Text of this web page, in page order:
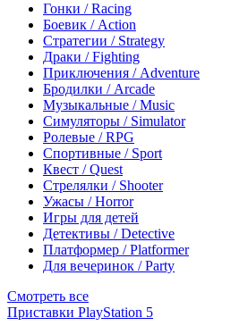
Гонки / Racing
Боевик / Action
Стратегии / Strategy
Драки / Fighting
Приключения / Adventure
Бродилки / Arcade
Музыкальные / Music
Симуляторы / Simulator
Ролевые / RPG
Спортивные / Sport
Квест / Quest
Стрелялки / Shooter
Ужасы / Horror
Игры для детей
Детективы / Detective
Платформер / Platformer
Для вечеринок / Party
Смотреть все
Приставки PlayStation 5